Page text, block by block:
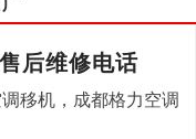
后维修电话
移机，成都格力空调